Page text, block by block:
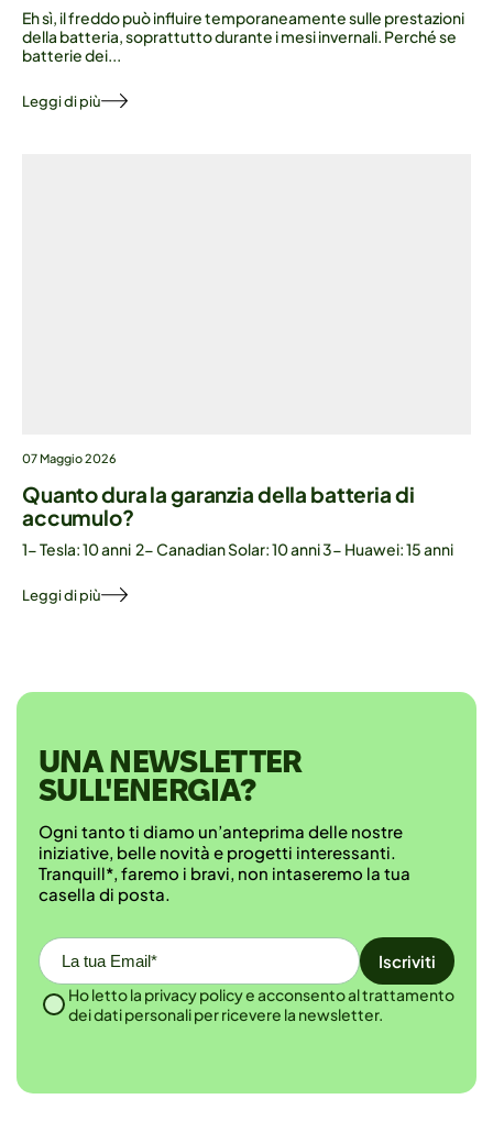
Eh sì, il freddo può influire temporaneamente sulle prestazioni
della batteria, soprattutto durante i mesi invernali. Perché se
batterie dei...
Leggi di più
07 Maggio 2026
Quanto dura la garanzia della batteria di
accumulo?
1- Tesla: 10 anni 2- Canadian Solar: 10 anni 3- Huawei: 15 anni
Leggi di più
UNA NEWSLETTER
SULL'ENERGIA?
Ogni tanto ti diamo un’anteprima delle nostre
iniziative, belle novità e progetti interessanti.
Tranquill*, faremo i bravi, non intaseremo la tua
casella di posta.
Email*
Ho letto la privacy policy e acconsento al trattamento
dei dati personali per ricevere la newsletter.